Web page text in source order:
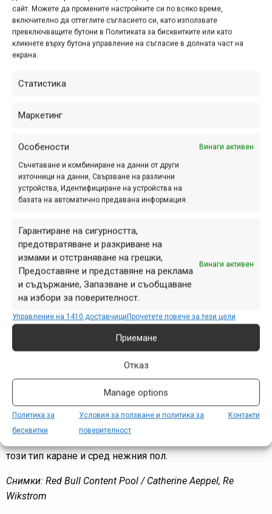
сайт. Можете да промените настройките си по всяко време,
включително да оттеглите съгласието си, като използвате
превключващите бутони в Политиката за бисквитките или като
кликнете върху бутона управление на съгласие в долната част на
екрана.
Статистика
Маркетинг
Особености Винаги активен
Съчетаване и комбиниране на данни от други
източници на данни, Свързване на различни
устройства, Идентифициране на устройства на
базата на автоматично предавана информация.
Гарантиране на сигурността,
предотвратяване и разкриване на
измами и отстраняване на грешки,
Предоставяне и представяне на реклама
и съдържание, Запазване и съобщаване
на избори за поверителност.
Винаги активен
Управление на 1410 доставчициПрочетете повече за тези цели
Приемане
Отказ
Manage options
Политика за
бисквитки
Условия за ползване и политика за
поверителност
Контакти
А целта на събитието остава същата – не просто да
развие и демонстрира уменията на най-известните жени
във фрийрайда, но и да послужи като вдъхновение за
много други колоездачки да повярват в себе си и да
този тип каране и сред нежния пол.
Снимки: Red Bull Content Pool / Catherine Aeppel, Re
Wikstrom